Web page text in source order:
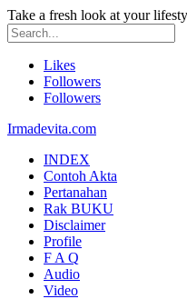
Take a fresh look at your
Likes
Followers
Followers
Irmadevita.com
INDEX
Contoh Akta
Pertanahan
Rak BUKU
Disclaimer
Profile
F A Q
Audio
Video